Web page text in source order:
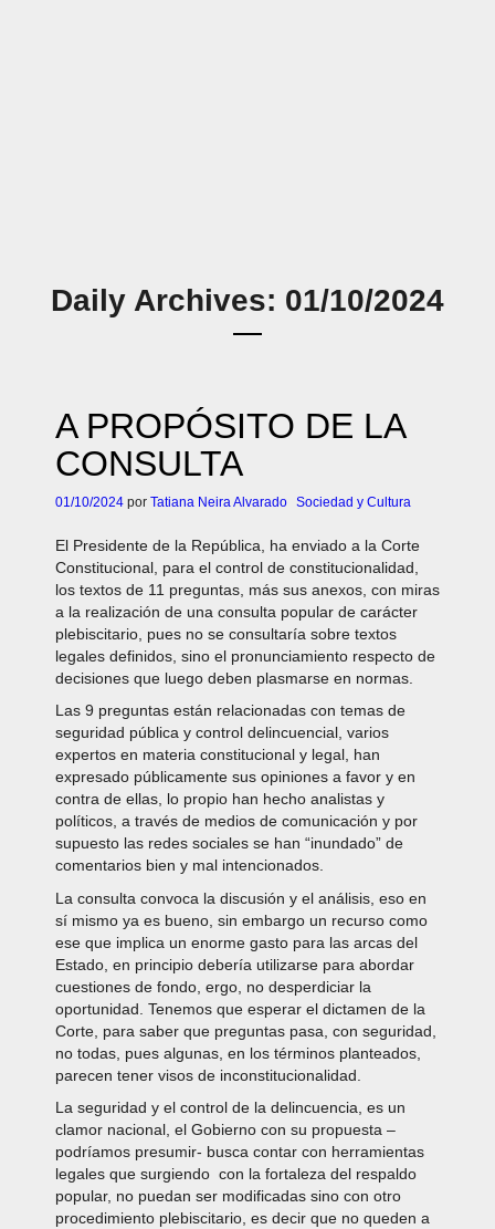
Daily Archives: 01/10/2024
A PROPÓSITO DE LA
CONSULTA
01/10/2024 por Tatiana Neira Alvarado Sociedad y Cultura
El Presidente de la República, ha enviado a la Corte
Constitucional, para el control de constitucionalidad,
los textos de 11 preguntas, más sus anexos, con miras
a la realización de una consulta popular de carácter
plebiscitario, pues no se consultaría sobre textos
legales definidos, sino el pronunciamiento respecto de
decisiones que luego deben plasmarse en normas.
Las 9 preguntas están relacionadas con temas de
seguridad pública y control delincuencial, varios
expertos en materia constitucional y legal, han
expresado públicamente sus opiniones a favor y en
contra de ellas, lo propio han hecho analistas y
políticos, a través de medios de comunicación y por
supuesto las redes sociales se han “inundado” de
comentarios bien y mal intencionados.
La consulta convoca la discusión y el análisis, eso en
sí mismo ya es bueno, sin embargo un recurso como
ese que implica un enorme gasto para las arcas del
Estado, en principio debería utilizarse para abordar
cuestiones de fondo, ergo, no desperdiciar la
oportunidad. Tenemos que esperar el dictamen de la
Corte, para saber que preguntas pasa, con seguridad,
no todas, pues algunas, en los términos planteados,
parecen tener visos de inconstitucionalidad.
La seguridad y el control de la delincuencia, es un
clamor nacional, el Gobierno con su propuesta –
podríamos presumir- busca contar con herramientas
legales que surgiendo con la fortaleza del respaldo
popular, no puedan ser modificadas sino con otro
procedimiento plebiscitario, es decir que no queden a